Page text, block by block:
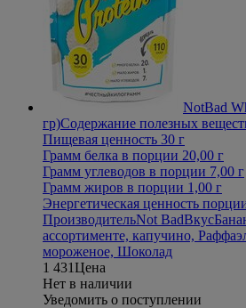
NotBad
гр)Содержание полезных
Пищевая ценность 30 г
Грамм белка в порции 20,00 г
Грамм углеводов в порции 7,00 г
Грамм жиров в порции 1,00 г
Энергетическая ценность
ПроизводительNot BadВкус
ассортименте, капучино,
мороженое, Шоколад
1 431Цена
Нет в наличии
Уведомить о поступлении